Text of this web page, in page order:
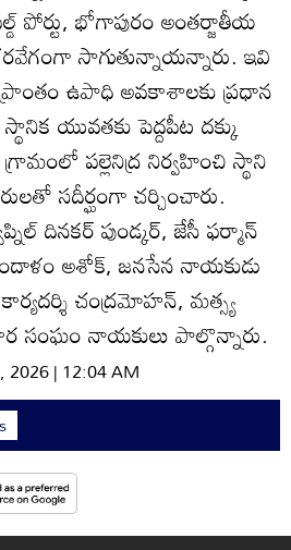
పోర్టు, భోగాపురం అంతర్జాతీయ
సాగుతున్నాయన్నారు. ఇవి
ఉపాధి అవకాశాలకు ప్రధాన
యువతకు పెద్దపీట దక్కు
పల్లెనిద్ర నిర్వహించి స్థాని
సదీర్ఘంగా చర్చించారు.
దినకర్‌ పుండ్కర్‌, జేసీ ఫర్మాన్‌
అశోక్‌, జనసేన నాయకుడు
చంద్రమోహన్‌, మత్స్య
సంఘం నాయకులు పాల్గొన్నారు.
2026 | 12:04 AM